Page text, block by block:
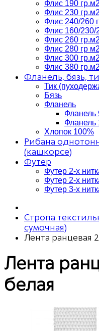
Флис 190
Флис 230
Флис 240/260
Флис 160/230/
Флис 260
Флис 280 гр
Флис 300
Флис 380
Фланель, бязь,
Тик
Бязь
Фланель
Фланель
Фланель
Хлопок 100%
Рибана
(кашкорсе)
Футер
Футер 2-х
Футер 2-х
Футер 3-х
Стропа
сумочная)
Лента ранцевая
Лента
белая